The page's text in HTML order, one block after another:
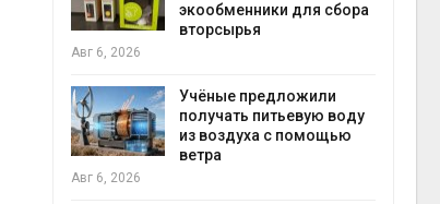
экообменники для сбора
вторсырья
Авг 6, 2026
Учёные предложили
получать питьевую воду
из воздуха с помощью
ветра
Авг 6, 2026